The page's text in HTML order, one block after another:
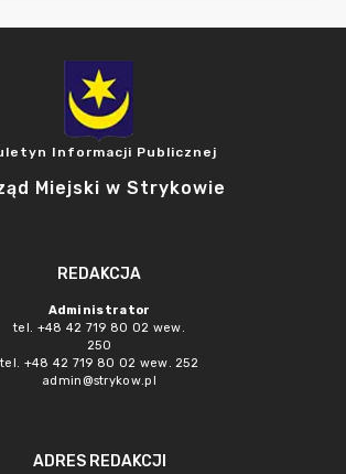
Informacji Publicznej
Miejski w Strykowie
REDAKCJA
Administrator
tel. +48 42 719 80 02 wew.
250
tel. +48 42 719 80 02 wew. 252
admin@strykow.pl
ADRES REDAKCJI